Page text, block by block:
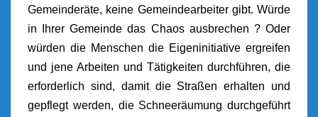
Gemeinderäte, keine Gemeindearbeiter gibt. Würde
in Ihrer Gemeinde das Chaos ausbrechen ? Oder
würden die Menschen die Eigeninitiative ergreifen
und jene Arbeiten und Tätigkeiten durchführen, die
erforderlich sind, damit die Straßen erhalten und
gepflegt werden, die Schneeräumung durchgeführt